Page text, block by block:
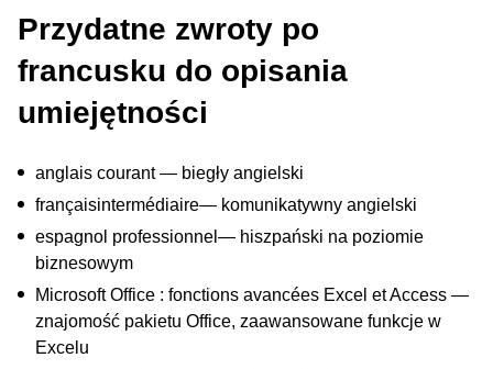
Przydatne zwroty po
francusku do opisania
umiejętności
anglais courant — biegły angielski
françaisintermédiaire— komunikatywny angielski
espagnol professionnel— hiszpański na poziomie
biznesowym
Microsoft Office : fonctions avancées Excel et Access —
znajomość pakietu Office, zaawansowane funkcje w
Excelu